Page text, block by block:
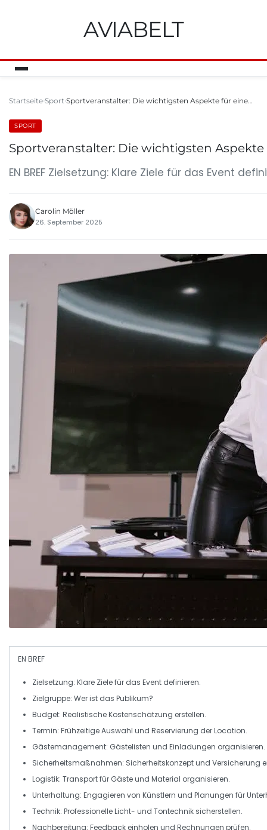
AVIABELT
Startseite Sport Sportveranstalter: Die wichtigsten Aspekte für eine…
SPORT
Sportveranstalter: Die wichtigsten
EN BREF Zielsetzung: Klare Ziele für das Event
Carolin Möller
26. September 2025
EN BREF
Zielsetzung: Klare Ziele für das Event definieren.
Zielgruppe: Wer ist das Publikum?
Budget: Realistische Kostenschätzung erstellen.
Termin: Frühzeitige Auswahl und Reservierung der Location.
Gästemanagement: Gästelisten und Einladungen organisieren.
Sicherheitsmaßnahmen: Sicherheitskonzept und Versicherung
Logistik: Transport für Gäste und Material organisieren.
Unterhaltung: Engagieren von Künstlern und Planungen für
Technik: Professionelle Licht- und Tontechnik sicherstellen.
Nachbereitung: Feedback einholen und Rechnungen prüfen.